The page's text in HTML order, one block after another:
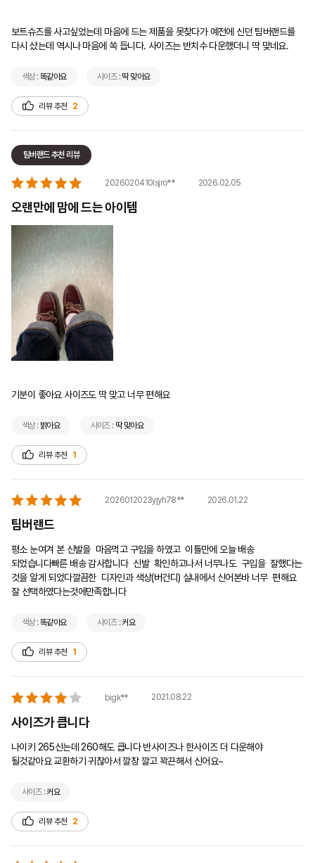
보트슈즈를 사고싶었는데 마음에 드는 제품을 못찾다가 예전에 신던 팀버랜드를
다시 샀는데 역시나 마음에 쏙 듭니다. 사이즈는 반치수 다운했더니 딱 맞네요.
색상 : 똑같아요 사이즈 : 딱 맞아요
리뷰 추천 2
팀버랜드 추천 리뷰
2026020410lsjro** 2026.02.05
오랜만에 맘에 드는 아이템
기분이 좋아요 사이즈도 딱 맞고 너무 편해요
색상 : 밝아요 사이즈 : 딱 맞아요
리뷰 추천 1
2026012023yjyh78** 2026.01.22
팀버랜드
평소 눈여겨 본 신발을  마음먹고 구입을 하였고  이틀만에 오늘 배송
되었습니다빠른 배송 감사합니다  신발  확인하고나서 너무나도  구입을  잘했다는
것을 알게 되었다깔끔한  디자인과 색상(버건디) 실내에서 신어본바 너무  편해요
잘 선택하였다는것에만족합니다
색상 : 똑같아요 사이즈 :커요
리뷰 추천 1
bigk** 2021.08.22
사이즈가 큽니다
나이키 265신는데 260해도 큽니다 반사이즈나 한사이즈 더 다운해야
될것같아요 교환하기 귀찮아서 깔창 깔고 꽉끈해서 신어요~
사이즈 :커요
리뷰 추천 2